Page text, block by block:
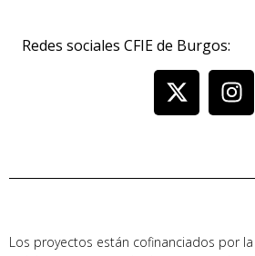
Redes sociales CFIE de Burgos:
Los proyectos están cofinanciados por